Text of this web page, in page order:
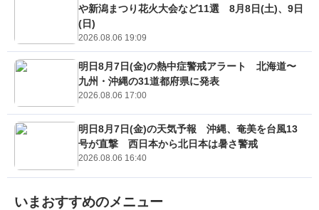
や新潟まつり花火大会など11選 8月8日(土)、9日
(日)
2026.08.06 19:09
明日8月7日(金)の熱中症警戒アラート 北海道〜
九州・沖縄の31道都府県に発表
2026.08.06 17:00
明日8月7日(金)の天気予報 沖縄、奄美を台風13
号が直撃 西日本から北日本は暑さ警戒
2026.08.06 16:40
いまおすすめのメニュー